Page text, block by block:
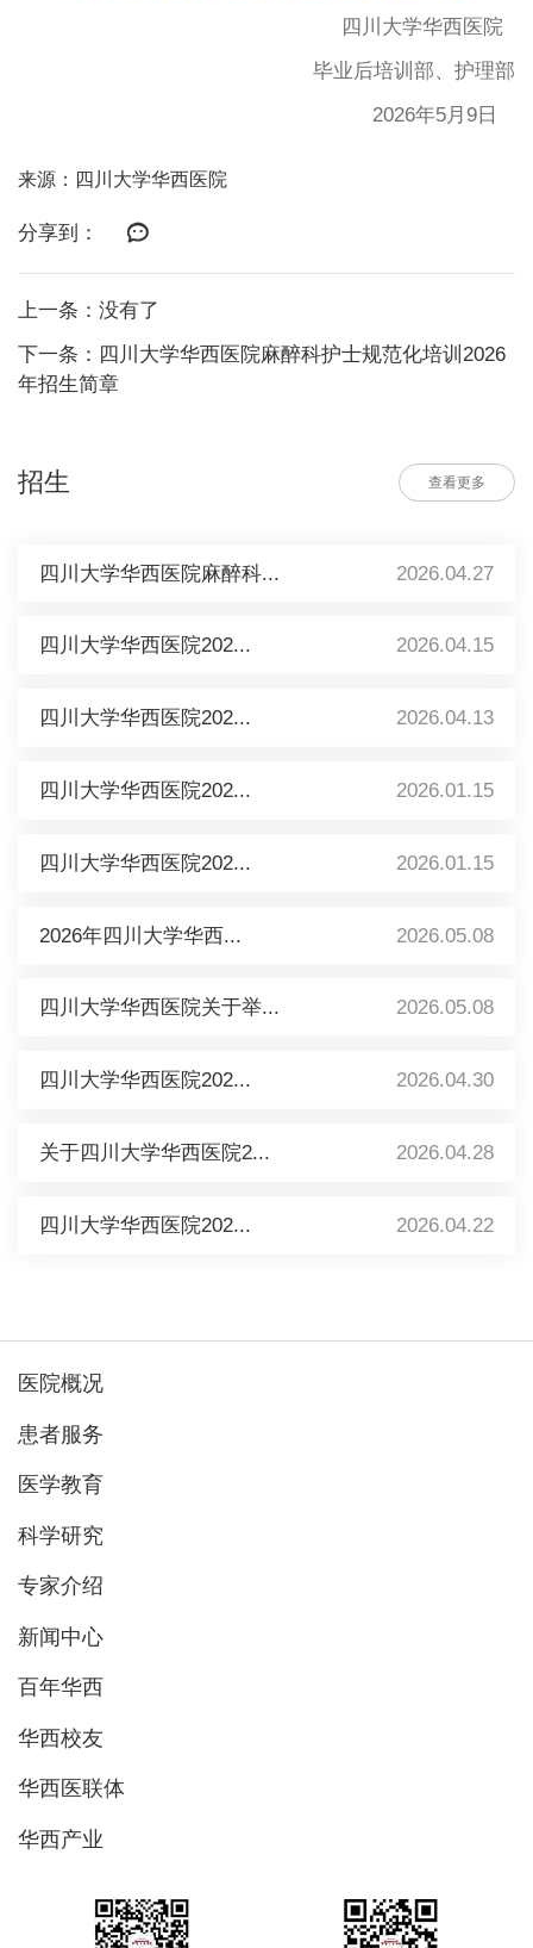
四川大学华西医院
毕业后培训部、护理部
2026年5月9日
来源：四川大学华西医院
分享到：
上一条：没有了
下一条：四川大学华西医院麻醉科护士规范化培训2026
年招生简章
招生 查看更多
四川大学华西医院麻醉科... 2026.04.27
四川大学华西医院202... 2026.04.15
四川大学华西医院202... 2026.04.13
四川大学华西医院202... 2026.01.15
四川大学华西医院202... 2026.01.15
2026年四川大学华西... 2026.05.08
四川大学华西医院关于举... 2026.05.08
四川大学华西医院202... 2026.04.30
关于四川大学华西医院2... 2026.04.28
四川大学华西医院202... 2026.04.22
医院概况
患者服务
医学教育
科学研究
专家介绍
新闻中心
百年华西
华西校友
华西医联体
华西产业